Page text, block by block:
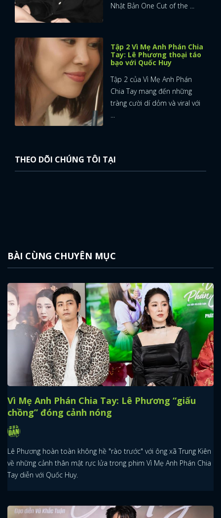
Nhật Bản One Cut of the ...
Tập 2 Vì Mẹ Anh Phán Chia
Tay: Lê Phương thoại táo
bạo với Quốc Huy
Tập 2 của Vì Mẹ Anh Phán
Chia Tay mang đến những
tràng cười dí dỏm và viral với
THEO DÕI CHÚNG TÔI TẠI
BÀI CÙNG CHUYÊN MỤC
Vì Mẹ Anh Phán Chia Tay: Lê Phương “giấu
chồng” đóng cảnh nóng
Lê Phương hoàn toàn không hề "rào trước" với ông xã Trung Kiên
về những cảnh thân mật rực lửa trong phim Vì Mẹ Anh Phán Chia
Tay diễn với Quốc Huy.